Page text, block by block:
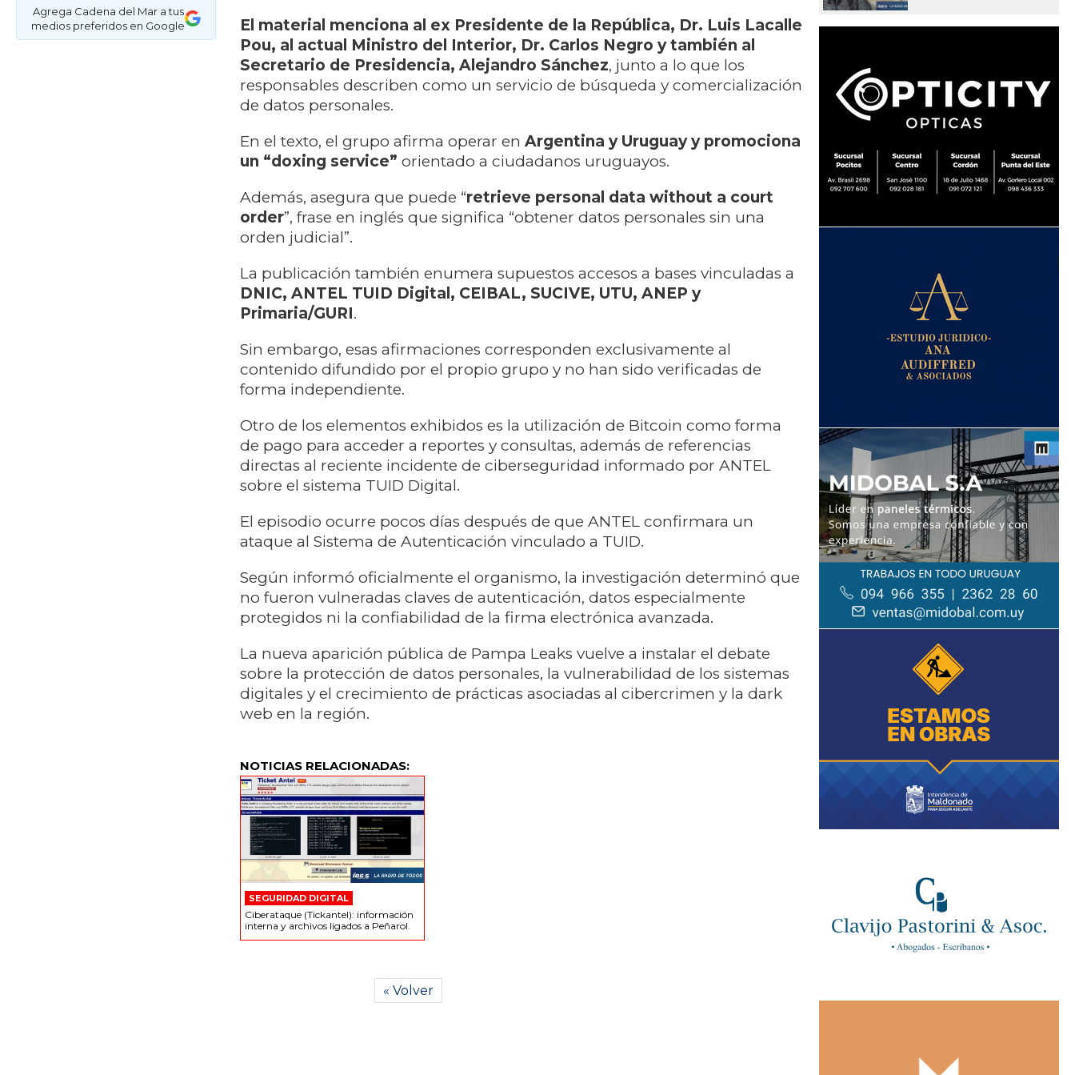
Agrega Cadena del Mar a tus
medios preferidos en Google
El material menciona al ex Presidente de la República, Dr. Luis Lacalle
Pou, al actual Ministro del Interior, Dr. Carlos Negro y también al
Secretario de Presidencia, Alejandro Sánchez, junto a lo que los
responsables describen como un servicio de búsqueda y comercialización
de datos personales.
En el texto, el grupo afirma operar en Argentina y Uruguay y promociona
un “doxing service” orientado a ciudadanos uruguayos.
Además, asegura que puede “retrieve personal data without a court
order”, frase en inglés que significa “obtener datos personales sin una
orden judicial”.
La publicación también enumera supuestos accesos a bases vinculadas a
DNIC, ANTEL TUID Digital, CEIBAL, SUCIVE, UTU, ANEP y
Primaria/GURI.
Sin embargo, esas afirmaciones corresponden exclusivamente al
contenido difundido por el propio grupo y no han sido verificadas de
forma independiente.
Otro de los elementos exhibidos es la utilización de Bitcoin como forma
de pago para acceder a reportes y consultas, además de referencias
directas al reciente incidente de ciberseguridad informado por ANTEL
sobre el sistema TUID Digital.
El episodio ocurre pocos días después de que ANTEL confirmara un
ataque al Sistema de Autenticación vinculado a TUID.
Según informó oficialmente el organismo, la investigación determinó que
no fueron vulneradas claves de autenticación, datos especialmente
protegidos ni la confiabilidad de la firma electrónica avanzada.
La nueva aparición pública de Pampa Leaks vuelve a instalar el debate
sobre la protección de datos personales, la vulnerabilidad de los sistemas
digitales y el crecimiento de prácticas asociadas al cibercrimen y la dark
web en la región.
NOTICIAS RELACIONADAS:
SEGURIDAD DIGITAL
Ciberataque (Tickantel): información
interna y archivos ligados a Peñarol.
« Volver